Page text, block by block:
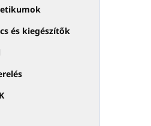
és kiegészítők